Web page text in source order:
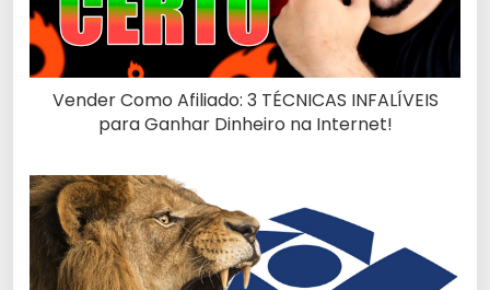
Vender Como Afiliado: 3 TÉCNICAS INFALÍVEIS
para Ganhar Dinheiro na Internet!